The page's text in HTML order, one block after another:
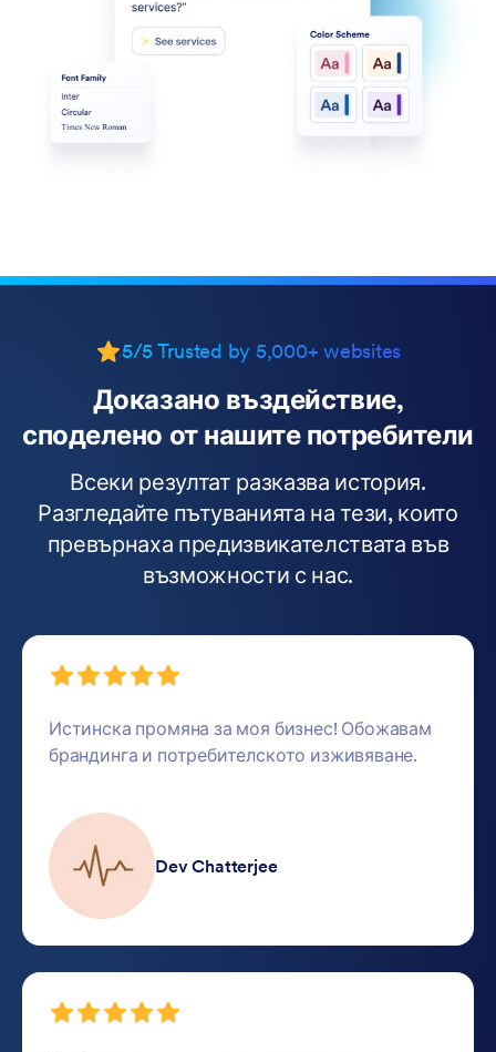
5/5 Trusted by 5,000+ websites
Доказано въздействие,
споделено от нашите потребители
Всеки резултат разказва история.
Разгледайте пътуванията на тези, които
превърнаха предизвикателствата във
възможности с нас.
Истинска промяна за моя бизнес! Обожавам
брандинга и потребителското изживяване.
Dev Chatterjee